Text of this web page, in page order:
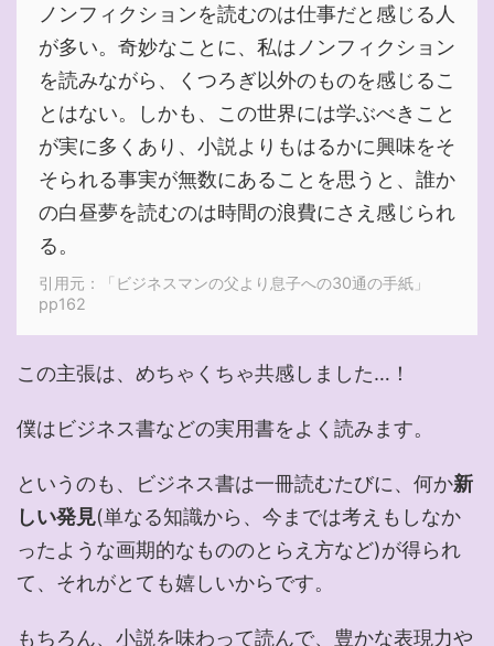
ノンフィクションを読むのは仕事だと感じる人
が多い。奇妙なことに、私はノンフィクション
を読みながら、くつろぎ以外のものを感じるこ
とはない。しかも、この世界には学ぶべきこと
が実に多くあり、小説よりもはるかに興味をそ
そられる事実が無数にあることを思うと、誰か
の白昼夢を読むのは時間の浪費にさえ感じられ
る。
引用元：「ビジネスマンの父より息子への30通の手紙」
pp162
この主張は、めちゃくちゃ共感しました…！
僕はビジネス書などの実用書をよく読みます。
というのも、ビジネス書は一冊読むたびに、何か新
しい発見(単なる知識から、今までは考えもしなか
ったような画期的なもののとらえ方など)が得られ
て、それがとても嬉しいからです。
もちろん、小説を味わって読んで、豊かな表現力や